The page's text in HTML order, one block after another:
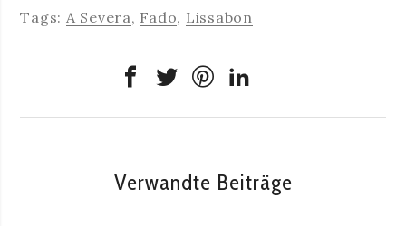
Tags: A Severa, Fado, Lissabon
Verwandte Beiträge